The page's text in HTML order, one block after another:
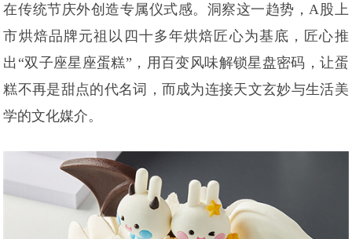
在传统节庆外创造专属仪式感。洞察这一趋势，A股上
市烘焙品牌元祖以四十多年烘焙匠心为基底，匠心推
出“双子座星座蛋糕”，用百变风味解锁星盘密码，让蛋
糕不再是甜点的代名词，而成为连接天文玄妙与生活美
学的文化媒介。